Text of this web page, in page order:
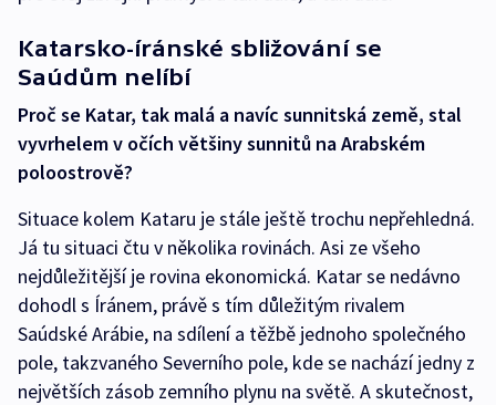
Katarsko-íránské sbližování se
Saúdům nelíbí
Proč se Katar, tak malá a navíc sunnitská země, stal
vyvrhelem v očích většiny sunnitů na Arabském
poloostrově?
Situace kolem Kataru je stále ještě trochu nepřehledná.
Já tu situaci čtu v několika rovinách. Asi ze všeho
nejdůležitější je rovina ekonomická. Katar se nedávno
dohodl s Íránem, právě s tím důležitým rivalem
Saúdské Arábie, na sdílení a těžbě jednoho společného
pole, takzvaného Severního pole, kde se nachází jedny z
největších zásob zemního plynu na světě. A skutečnost,